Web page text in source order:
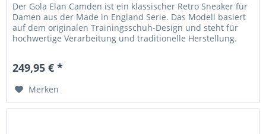
Der Gola Elan Camden ist ein klassischer Retro Sneaker für
Damen aus der Made in England Serie. Das Modell basiert
auf dem originalen Trainingsschuh-Design und steht für
hochwertige Verarbeitung und traditionelle Herstellung.
249,95 € *
Merken